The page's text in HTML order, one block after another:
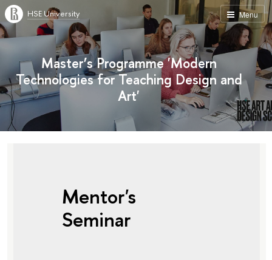
Menu
HSE University
Master’s Programme 'Modern
Technologies for Teaching Design and
Art'
Mentor's
Seminar